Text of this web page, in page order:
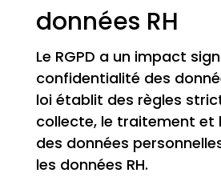
données RH
Le RGPD a un impact
confidentialité des
loi établit des règles
collecte, le traitement et
des données
les données RH.